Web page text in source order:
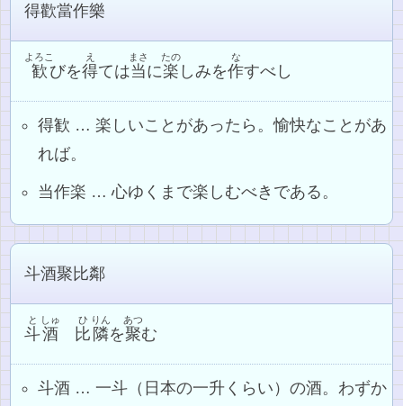
得歡當作樂
歓
よろこ
びを得
え
ては当
まさ
に楽
たの
しみを作
な
すべし
得歓 … 楽しいことがあったら。愉快なことがあ
れば。
当作楽 … 心ゆくまで楽しむべきである。
斗酒聚比鄰
斗
と
酒
しゅ
比
ひ
隣
りん
を聚
あつ
む
斗酒 … 一斗（日本の一升くらい）の酒。わずか